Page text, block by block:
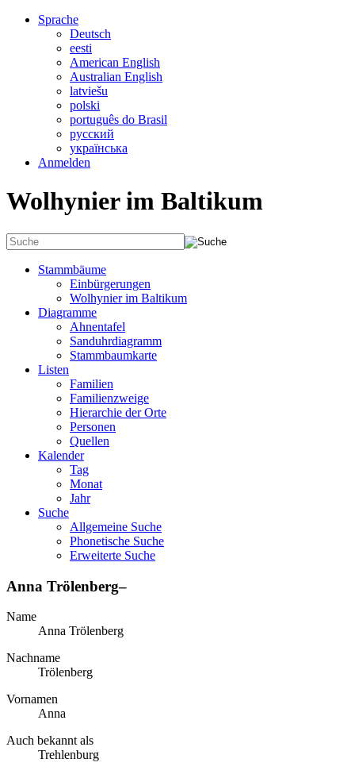
Sprache
Deutsch
eesti
American English
Australian English
latviešu
polski
português do Brasil
русский
українська
Anmelden
Wolhynier im Baltikum
Stammbäume
Einbürgerungen
Wolhynier im Baltikum
Diagramme
Ahnentafel
Sanduhrdiagramm
Stammbaumkarte
Listen
Familien
Familienzweige
Hierarchie der Orte
Personen
Quellen
Kalender
Tag
Monat
Jahr
Suche
Allgemeine Suche
Phonetische Suche
Erweiterte Suche
Anna Trölenberg–
Name
Anna Trölenberg
Nachname
Trölenberg
Vornamen
Anna
Auch bekannt als
Trehlenburg